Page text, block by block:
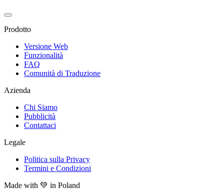
Prodotto
Versione Web
Funzionalità
FAQ
Comunità di Traduzione
Azienda
Chi Siamo
Pubblicità
Contattaci
Legale
Politica sulla Privacy
Termini e Condizioni
Made with 💚 in Poland